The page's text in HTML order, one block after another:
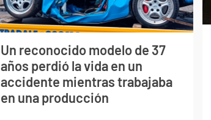
Un reconocido modelo de 37
años perdió la vida en un
accidente mientras trabajaba
en una producción